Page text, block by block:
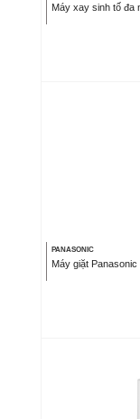
Máy xay sinh tố đa
PANASONIC
Máy giặt